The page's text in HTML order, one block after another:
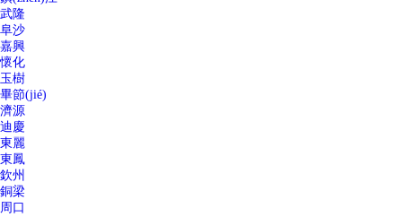
武隆
阜沙
嘉興
懷化
玉樹
畢節(jié)
濟源
迪慶
東麗
東鳳
欽州
銅梁
周口